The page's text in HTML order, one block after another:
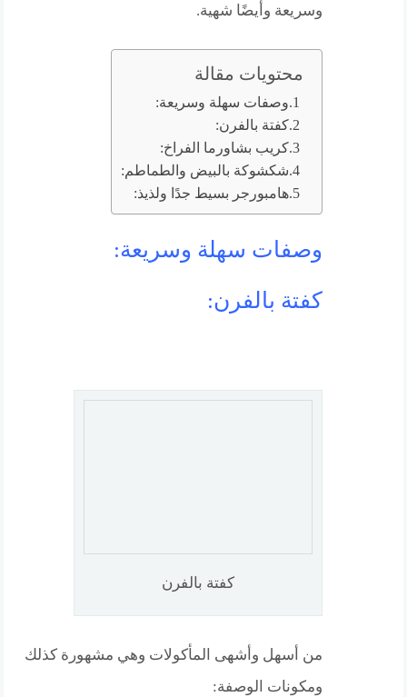
وسريعة وأيضًا شهية.
محتويات مقالة
وصفات سهلة وسريعة:
كفتة بالفرن:
كريب بشاورما الفراخ:
شكشوكة بالبيض والطماطم:
هامبورجر بسيط جدًا ولذيذ:
وصفات سهلة وسريعة:
كفتة بالفرن:
كفتة بالفرن
من أسهل وأشهى المأكولات وهي مشهورة كذلك
ومكونات الوصفة: